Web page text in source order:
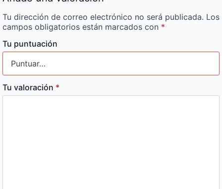
Tu dirección de correo electrónico no será publicada. Los
campos obligatorios están marcados con *
Tu puntuación
Tu valoración *